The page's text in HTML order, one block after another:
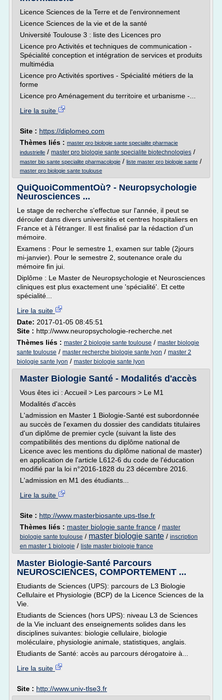
Licence Sciences de la Terre et de l'environnement
Licence Sciences de la vie et de la santé
Université Toulouse 3 : liste des Licences pro
Licence pro Activités et techniques de communication -
Spécialité conception et intégration de services et produits
multimédia
Licence pro Activités sportives - Spécialité métiers de la
forme
Licence pro Aménagement du territoire et urbanisme -...
Lire la suite
Site : https://diplomeo.com
Thèmes liés : master pro biologie sante specialite pharmacie
industrielle / master pro biologie sante specialite biotechnologies /
master bio sante specialite pharmacologie / liste master pro biologie sante /
master pro biologie sante toulouse
QuiQuoiCommentOù? - Neuropsychologie
Neurosciences ...
Le stage de recherche s'effectue sur l'année, il peut se
dérouler dans divers universités et centres hospitaliers en
France et à l'étranger. Il est finalisé par la rédaction d'un
mémoire.
Examens : Pour le semestre 1, examen sur table (2jours
mi-janvier). Pour le semestre 2, soutenance orale du
mémoire fin jui.
Diplôme : Le Master de Neuropsychologie et Neurosciences
cliniques est plus exactement une 'spécialité'. Et cette
spécialité...
Lire la suite
Date: 2017-01-05 08:45:51
Site : http://www.neuropsychologie-recherche.net
Thèmes liés : master 2 biologie sante toulouse / master biologie
sante toulouse / master recherche biologie sante lyon / master 2
biologie sante lyon / master biologie sante lyon
Master Biologie Santé - Modalités d'accès
Vous êtes ici : Accueil > Les parcours > Le M1
Modalités d'accès
L'admission en Master 1 Biologie-Santé est subordonnée
au succès de l'examen du dossier des candidats titulaires
d'un diplôme de premier cycle (suivant la liste des
compatibilités des mentions du diplôme national de
Licence avec les mentions du diplôme national de master)
en application de l'article L612-6 du code de l'éducation
modifié par la loi n°2016-1828 du 23 décembre 2016.
L'admission en M1 des étudiants...
Lire la suite
Site : http://www.masterbiosante.ups-tlse.fr
Thèmes liés : master biologie sante france / master
biologie sante toulouse / master biologie sante / inscription
en master 1 biologie / liste master biologie france
Master Biologie-Santé Parcours
NEUROSCIENCES, COMPORTEMENT ...
Etudiants de Sciences (UPS): parcours de L3 Biologie
Cellulaire et Physiologie (BCP) de la Licence Sciences de la
Vie.
Etudiants de Sciences (hors UPS): niveau L3 de Sciences
de la Vie incluant des enseignements solides dans les
disciplines suivantes: biologie cellulaire, biologie
moléculaire, physiologie animale, statistiques, anglais.
Etudiants de Santé: accès au parcours dérogatoire à...
Lire la suite
Site : http://www.univ-tlse3.fr